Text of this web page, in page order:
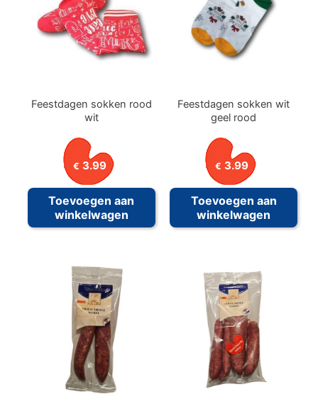
Feestdagen sokken rood
wit
€ 3.99
Toevoegen aan
winkelwagen
Feestdagen sokken wit
geel rood
€ 3.99
Toevoegen aan
winkelwagen